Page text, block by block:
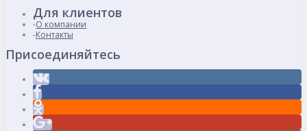
Для клиентов
О компании
Контакты
Присоединяйтесь